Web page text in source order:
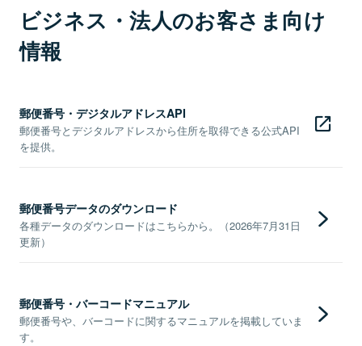
ビジネス・法人のお客さま向け
情報
郵便番号・デジタルアドレスAPI
郵便番号とデジタルアドレスから住所を取得できる公式API
を提供。
郵便番号データのダウンロード
各種データのダウンロードはこちらから。（2026年7月31日
更新）
郵便番号・バーコードマニュアル
郵便番号や、バーコードに関するマニュアルを掲載していま
す。